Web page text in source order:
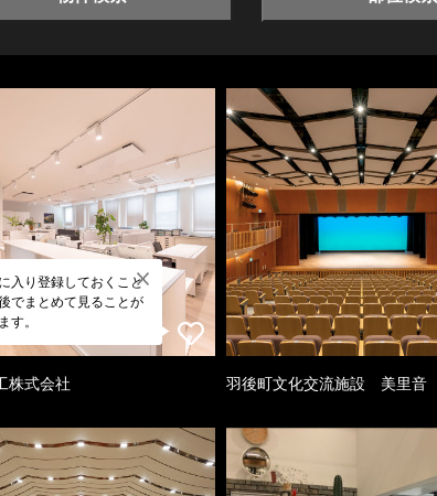
入り登録しておくこと
でまとめて見ることが
す。
株式会社 羽後町文化交流施設 美里音